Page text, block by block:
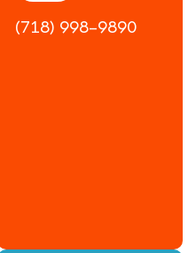
(718) 998-9890